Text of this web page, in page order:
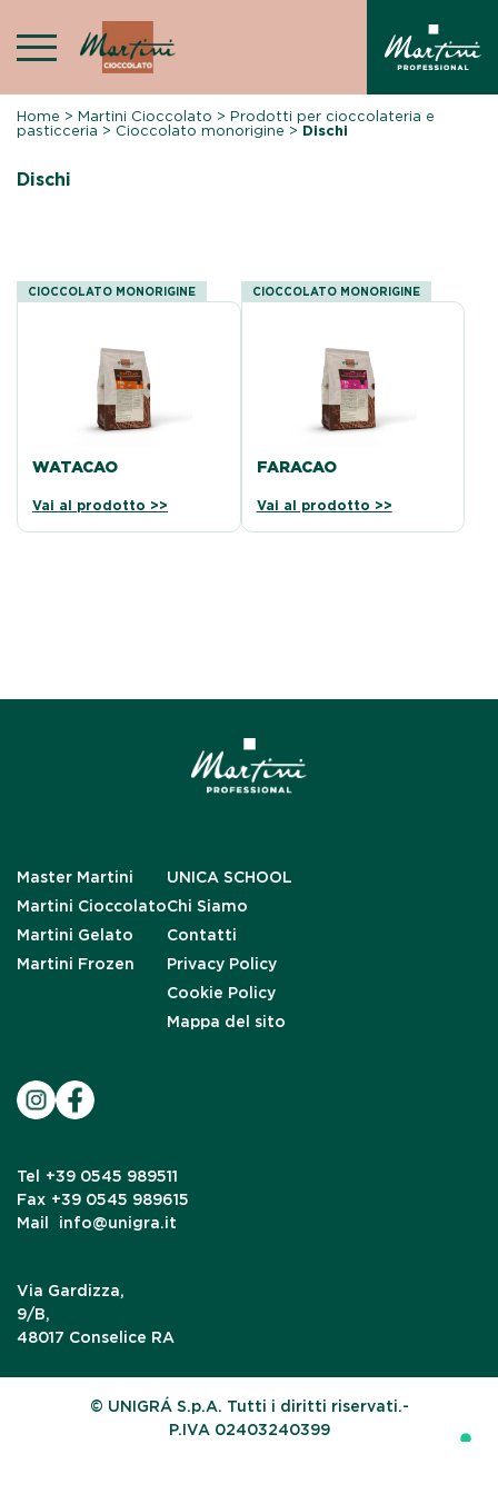
content
Home >Martini Cioccolato >Prodotti per cioccolateria e
pasticceria > Cioccolato monorigine > Dischi
Dischi
CIOCCOLATO MONORIGINE
WATACAO
Vai al prodotto >>
CIOCCOLATO MONORIGINE
FARACAO
Vai al prodotto >>
Master Martini
Martini Cioccolato
Martini Gelato
Martini Frozen
UNICA SCHOOL
Chi Siamo
Contatti
Privacy Policy
Cookie Policy
Mappa del sito
Tel
+39 0545 989511
Fax +39 0545 989615
Mail
info@unigra.it
Via Gardizza,
9/B,
48017 Conselice RA
© UNIGRÁ S.p.A. Tutti i diritti riservati.-
P.IVA 02403240399